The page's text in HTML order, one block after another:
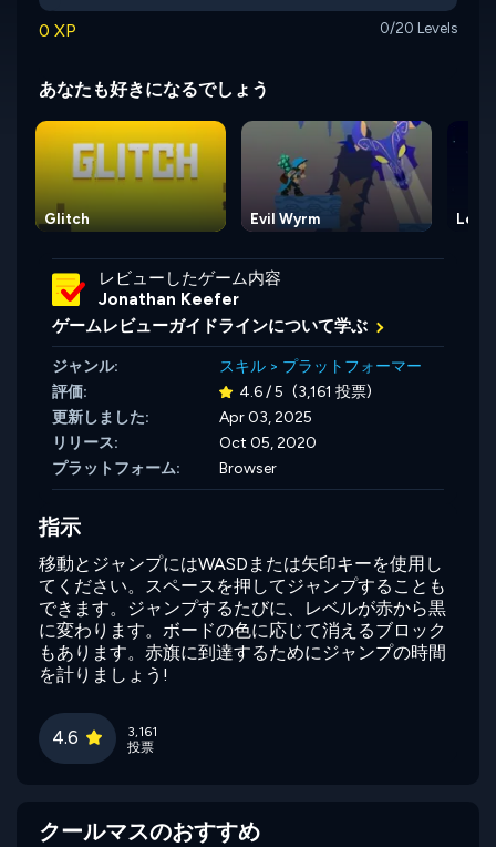
0 XP 0/20 Levels
あなたも好きになるでしょう
Glitch Evil Wyrm
レビューしたゲーム内容
Jonathan Keefer
ゲームレビューガイドラインについて学ぶ
ジャンル: スキル > プラットフォーマー
評価:
4.6 / 5 (3,161 投票)
更新しました:
Apr 03, 2025
リリース:
Oct 05, 2020
プラットフォーム:
Browser
指示
移動とジャンプにはWASDまたは矢印キーを使用し
てください。スペースを押してジャンプすることも
できます。ジャンプするたびに、レベルが赤から黒
に変わります。ボードの色に応じて消えるブロック
もあります。赤旗に到達するためにジャンプの時間
を計りましょう!
4.6
3,161
投票
クールマスのおすすめ